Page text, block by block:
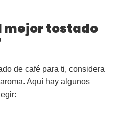
mejor tostado
de café para ti, considera
Aquí hay algunos